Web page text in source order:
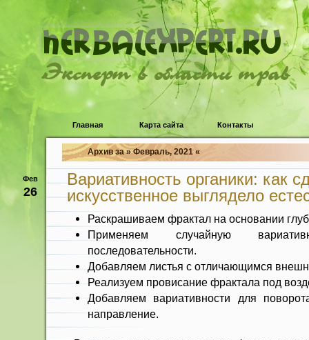
Эксперт в области трав
Главная Карта сайта Контакты
Архив за » Февраль, 2021 «
Фев
26
Вариативность органики: как
искусственное выглядело
Раскрашиваем фрактал на основании
Применяем случайную
последовательности.
Добавляем листья с отличающимся
Реализуем провисание фрактала под
Добавляем вариативности для
направление.